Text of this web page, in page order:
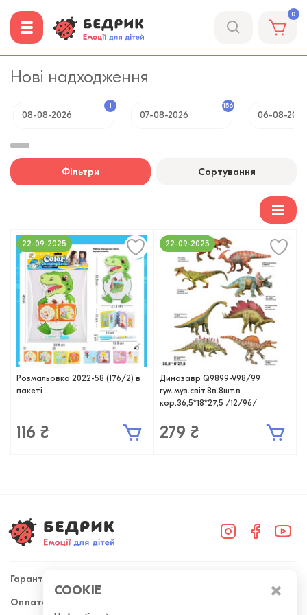
0
Нові надходження
08-08-2026
1
07-08-2026
156
06-08-2026
Фільтри Сортування
Розмальовка 2022-58 (176/2) в
пакеті
116 ₴
22-09-2025
Динозавр Q9899-V98/99
гум.муз.світ.8в.8шт.в
кор.36,5*18*27,5 /12/96/
279 ₴
22-09-2025
Гарантія
Оплата та доставка
COOKIE